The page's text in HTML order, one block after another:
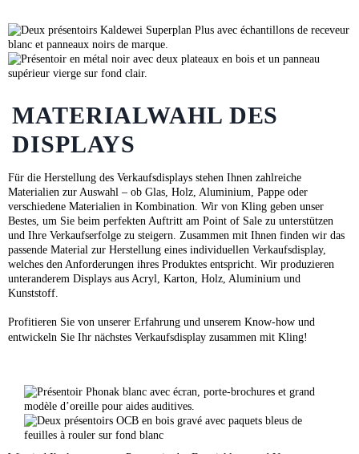
MATERIALWAHL DES
DISPLAYS
Für die Herstellung des Verkaufsdisplays stehen Ihnen zahlreiche
Materialien zur Auswahl – ob Glas, Holz, Aluminium, Pappe oder
verschiedene Materialien in Kombination. Wir von Kling geben unser
Bestes, um Sie beim perfekten Auftritt am Point of Sale zu unterstützen
und Ihre Verkaufserfolge zu steigern. Zusammen mit Ihnen finden wir das
passende Material zur Herstellung eines individuellen Verkaufsdisplay,
welches den Anforderungen ihres Produktes entspricht. Wir produzieren
unteranderem Displays aus Acryl, Karton, Holz, Aluminium und
Kunststoff.
Profitieren Sie von unserer Erfahrung und unserem Know-how und
entwickeln Sie Ihr nächstes Verkaufsdisplay zusammen mit Kling!